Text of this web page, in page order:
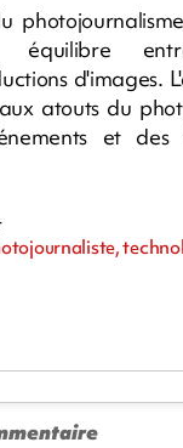
équilibre
d'images.
atouts du
et des